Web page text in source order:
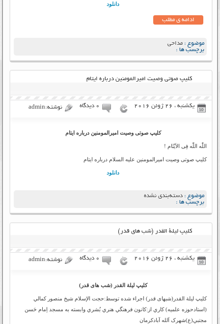
دانلود
ادامه ی مطلب
موضوع :مداحی
برچسب ها :
کلیپ صوتی وصیت امیرالمومنین درباره ایتام
یکشنبه ، 26 ژوئن 2016 ۰ دیدگاه نوشته:admin
کلیپ صوتی وصیت امیرالمومنین درباره ایتام
اللّٰه اللّٰه فِی الاَیْتٰام !
کلیپ صوتی وصیت امیرالمومنین علیه السلام درباره ایتام
دانلود
موضوع :دسته‌بندی نشده
برچسب ها :
کليپ ليلة القدر (شب های قدر)
یکشنبه ، 26 ژوئن 2016 ۰ دیدگاه نوشته:admin
کليپ ليلة القدر (شب های قدر)
کليپ ليلة القدر(شبهای قدر) اجراء شده توسط:حجت الإسلام شيخ منصور کمالي
(استادحوزه علميه) کاري از:کانون فرهنگي هنري بُشري وابسته به مسجد اِمام حَسن
مجتبي(ع)شهرک اَلله آبادکرمان